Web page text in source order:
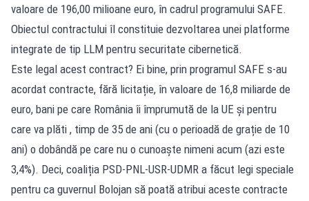
valoare de 196,00 milioane euro, în cadrul programului SAFE.
Obiectul contractului îl constituie dezvoltarea unei platforme
integrate de tip LLM pentru securitate cibernetică.
Este legal acest contract? Ei bine, prin programul SAFE s-au
acordat contracte, fără licitație, în valoare de 16,8 miliarde de
euro, bani pe care România îi împrumută de la UE și pentru
care va plăti , timp de 35 de ani (cu o perioadă de grație de 10
ani) o dobândă pe care nu o cunoaște nimeni acum (azi este
3,4%). Deci, coaliția PSD-PNL-USR-UDMR a făcut legi speciale
pentru ca guvernul Bolojan să poată atribui aceste contracte